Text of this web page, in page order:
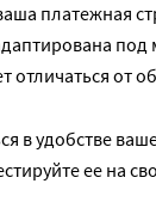
платежная
отличаться от
в удобстве
ее на